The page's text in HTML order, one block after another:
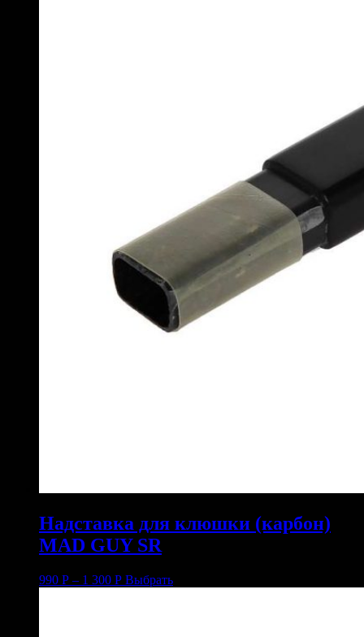
Надставка для клюшки (карбон)
MAD GUY SR
990 Р – 1 300 Р Выбрать